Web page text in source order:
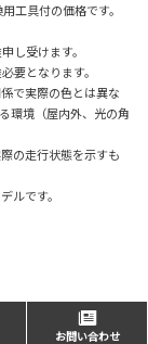
工具付の価格です。
し受けます。
要となります。
で実際の色とは異な
環境（屋内外、光の角
の走行状態を示すも
ルです。
お問い合わせ